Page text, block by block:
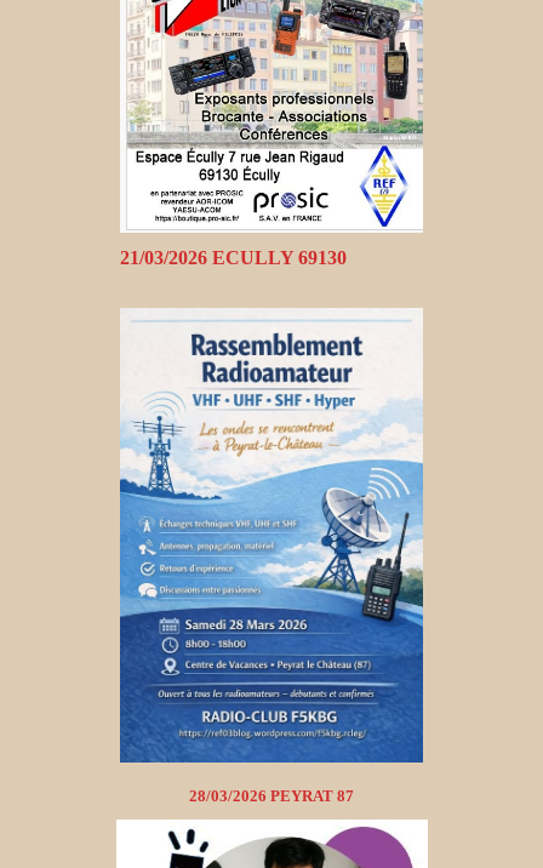
21/03/2026 ECULLY 69130
28/03/2026 PEYRAT 87